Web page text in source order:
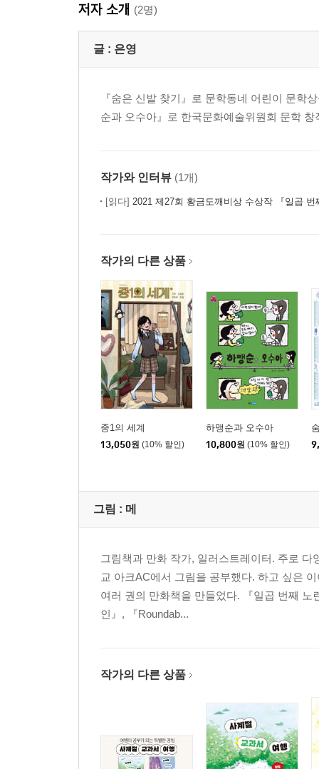
저자 소개 (2명)
글 : 은영
『숨은 신발 찾기』로 문학동네 어린이 문학
순과 오수아』로 한국문화예술위원회 문학
작가와 인터뷰 (1개)
[읽다] 2021 제27회 황금도깨비상 수상작 『일곱 번
작가의 다른 상품
중1의 세계
13,050원 (10% 할인)
하맹순과 오수아
10,800원 (10% 할인)
그림 : 메
그림책과 만화 작가, 일러스트레이터. 주로
교 아크AC에서 그림을 공부했다. 하고 싶은
여러 권의 만화책을 만들었다. 『일곱 번째
인』, 『Roundab...
작가의 다른 상품